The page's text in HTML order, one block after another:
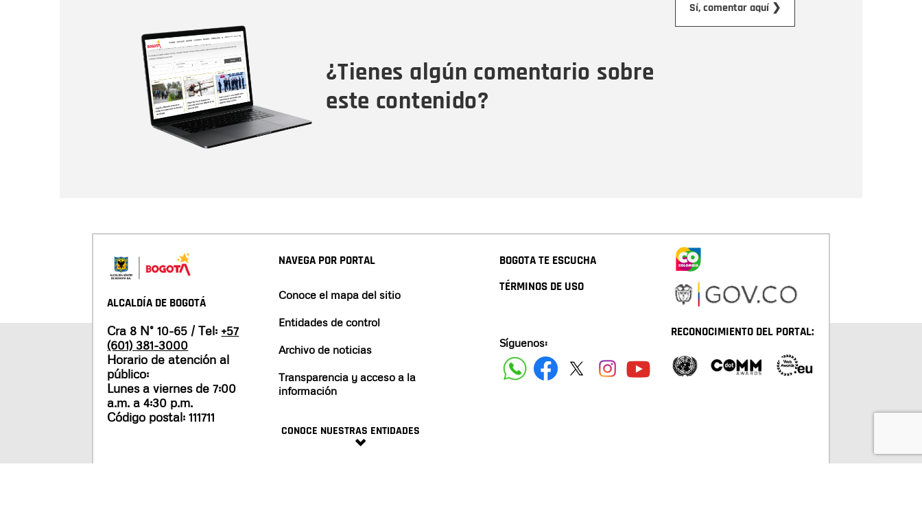
¿Tienes algún comentario sobre
este contenido?
Sí, comentar aquí ❯
ALCALDÍA DE BOGOTÁ
Cra 8 N° 10-65 / Tel: +57
(601) 381-3000
Horario de atención al
público:
Lunes a viernes de 7:00
a.m. a 4:30 p.m.
Código postal: 111711
NAVEGA POR PORTAL
Conoce el mapa del sitio
Entidades de control
Archivo de noticias
Transparencia y acceso a la
información
CONOCE NUESTRAS ENTIDADES
BOGOTA TE ESCUCHA
TÉRMINOS DE USO
Síguenos:
RECONOCIMIENTO DEL PORTAL: